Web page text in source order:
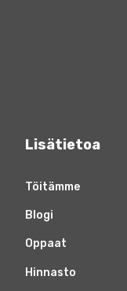
Lisätietoa
Töitämme
Blogi
Oppaat
Hinnasto